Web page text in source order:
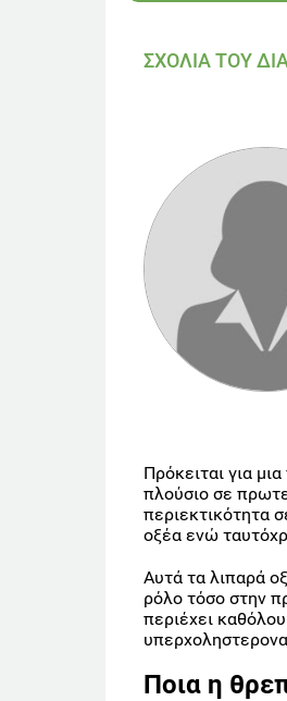
ΣΧΟΛΙΑ ΤΟΥ
Πρόκειται για
πλούσιο σε
περιεκτικότητα
οξέα ενώ
Αυτά τα λιπαρά
ρόλο τόσο στην
περιέχει
Ποια η